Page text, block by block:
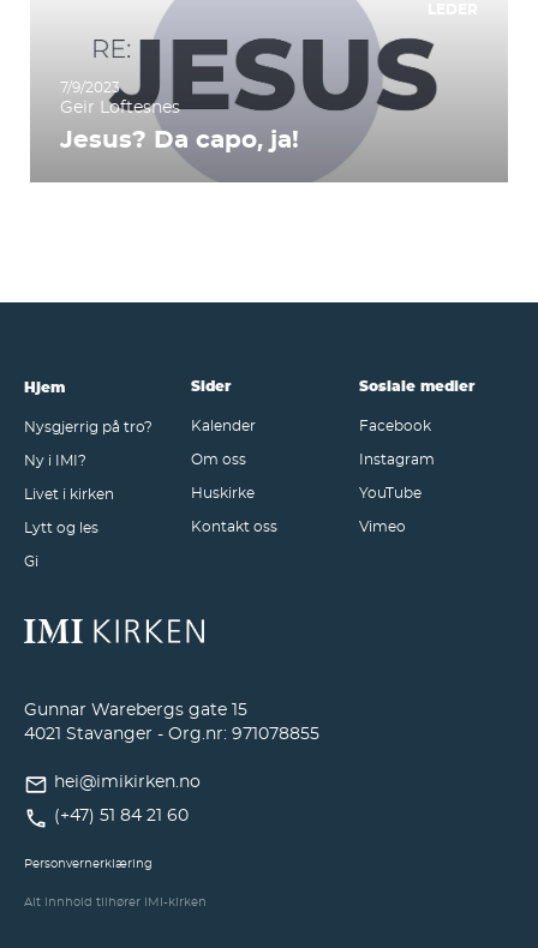
7/9/2023
Geir Loftesnes
Jesus? Da capo, ja!
Gunnar Warebergs gate 15
4021 Stavanger - Org.nr: 971078855
hei@imikirken.no
(+47) 51 84 21 60
Personvernerklæring
Alt innhold tilhører IMI-kirken
Hjem
Nysgjerrig på tro?
Ny i IMI?
Livet i kirken
Lytt og les
Gi
Sider
Kalender
Om oss
Huskirke
Kontakt oss
Sosiale medier
Facebook
Instagram
YouTube
Vimeo